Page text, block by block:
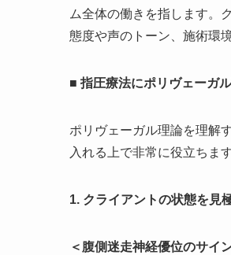
ム全体の働きを指します。
態度や声のトーン、施術環
■ 指圧療法にポリヴェーガ
ポリヴェーガル理論を理解
入れる上で非常に役立ちます
1. クライアントの状態を見
＜腹側迷走神経優位のサイ